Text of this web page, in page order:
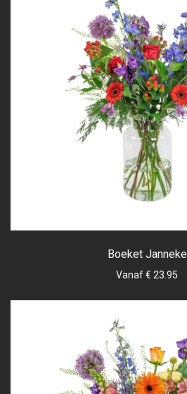
Boeket Janneke
Vanaf € 23.95